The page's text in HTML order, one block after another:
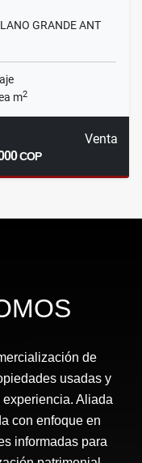
GRANDE ANT
m2
Venta
COP
de
usadas y
experiencia. Aliada
con enfoque en
informadas para